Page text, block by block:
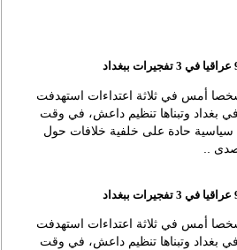
قتل 94 شخصا أمس في ثلاثة اعتداءات استهدفت
بغداد وتبناها تنظيم داعش، في وقت
سياسية حادة على خلفية خلافات حول
..
قتل 94 شخصا أمس في ثلاثة اعتداءات استهدفت
بغداد وتبناها تنظيم داعش، في وقت